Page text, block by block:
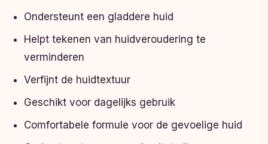
Ondersteunt een gladdere huid
Helpt tekenen van huidveroudering te
verminderen
Verfijnt de huidtextuur
Geschikt voor dagelijks gebruik
Comfortabele formule voor de gevoelige huid